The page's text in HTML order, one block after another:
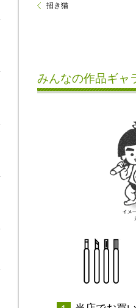
招き猫
みんなの作品ギャ